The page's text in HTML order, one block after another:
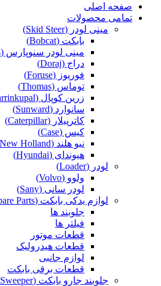
صفحه اصلی
تمامی محصولات
مینی لودر (Skid Steer)
بابکت (Bobcat)
مینی لودر سنوپارس (Snowpars)
دراج (Doraj)
فوریوز (Foruse)
توماس (Thomas)
زرین کوپال (Zarrinkupal)
سانوارد (Sunward)
کاترپیلار (Caterpillar)
کیس (Case)
نیو هلند (New Holland)
هیوندای (Hyundai)
لودر (Loader)
ولوو (Volvo)
لودر سانی (Sany)
لوازم یدکی بابکت (Bobcat Spare Parts)
جلوبند ها
فیلتر ها
قطعات موتور
قطعات هیدرولیک
لوازم جانبی
قطعات برقی بابکت
جلوبند جارو بابکت (Bobcat Sweeper)